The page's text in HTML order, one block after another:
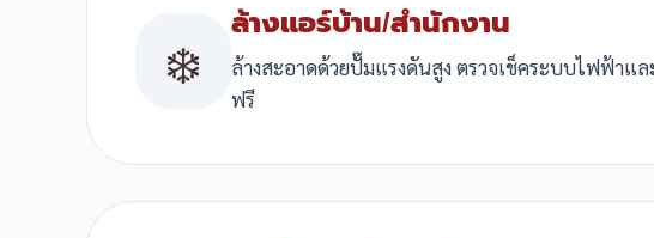
❄️
ล้างแอร์บ้าน/สำนักงาน
ล้างสะอาดด้วยปั๊มแรงดันสูง ตรวจเช็คระบบไฟฟ้าแล
ฟรี